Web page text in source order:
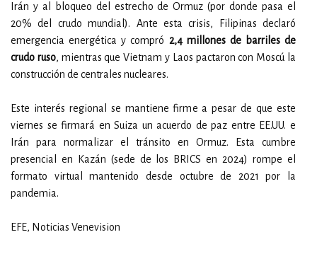
Irán y al bloqueo del estrecho de Ormuz (por donde pasa el
20% del crudo mundial). Ante esta crisis, Filipinas declaró
emergencia energética y compró 2,4 millones de barriles de
crudo ruso, mientras que Vietnam y Laos pactaron con Moscú la
construcción de centrales nucleares.
Este interés regional se mantiene firme a pesar de que este
viernes se firmará en Suiza un acuerdo de paz entre EE.UU. e
Irán para normalizar el tránsito en Ormuz. Esta cumbre
presencial en Kazán (sede de los BRICS en 2024) rompe el
formato virtual mantenido desde octubre de 2021 por la
pandemia.
EFE, Noticias Venevision